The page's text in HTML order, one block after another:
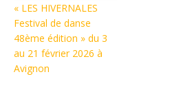
« LES HIVERNALES
Festival de danse
48ème édition » du 3
au 21 février 2026 à
Avignon